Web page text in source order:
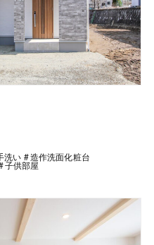
洗い 造作洗面化粧台
子供部屋